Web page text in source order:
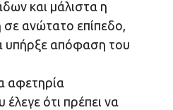
και μάλιστα η
ανώτατο επίπεδο,
υπήρξε απόφαση του
αφετηρία
έλεγε ότι πρέπει να